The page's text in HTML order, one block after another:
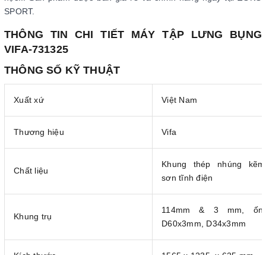
SPORT.
THÔNG TIN CHI TIẾT MÁY TẬP LƯNG BỤNG
VIFA-731325
THÔNG SỐ KỸ THUẬT
Xuất xứ Việt Nam
Thương hiệu Vifa
Chất liệu
Khung thép nhúng
sơn tĩnh điện
Khung trụ
114mm & 3 mm,
D60x3mm, D34x3mm